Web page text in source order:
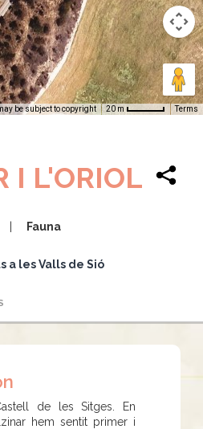
be subject to copyright 20 m Terms
I L'ORIOL
Fauna
a les Valls de Sió
de les Sitges. En
hem sentit primer i